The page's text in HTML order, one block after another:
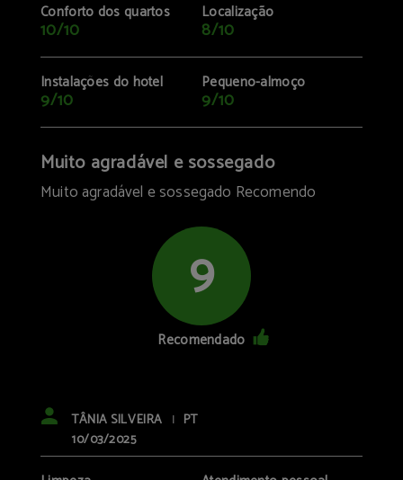
Conforto dos quartos
10/10
Localização
8/10
Instalações do hotel
9/10
Pequeno-almoço
9/10
Muito agradável e sossegado
Muito agradável e sossegado Recomendo
9
Recomendado
TÂNIA SILVEIRA |
PT
10/03/2025